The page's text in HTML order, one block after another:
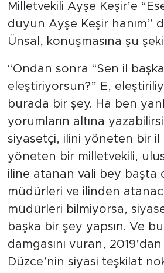
Milletvekili Ayşe Keşir’e
duyun Ayşe Keşir hanım”
Ünsal, konuşmasına şu
“Ondan sonra “Sen il
eleştiriyorsun?” E,
burada bir şey. Ha ben
yorumların altına
siyasetçi, ilini yöneten bir il
yöneten bir milletvekili,
iline atanan vali bey başta
müdürleri ve ilinden
müdürleri bilmiyorsa,
başka bir şey yapsın. Ve
damgasını vuran,
Düzce’nin siyasi teşkilat